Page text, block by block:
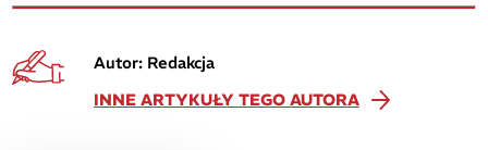
Autor: Redakcja
INNE ARTYKUŁY TEGO AUTORA